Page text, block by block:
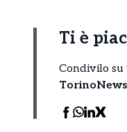
Ti è
Condivilo su